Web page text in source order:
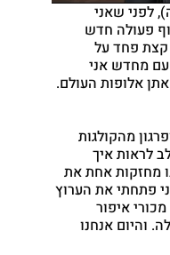
לפני שאני
פעולה חדש
פחד על
מחדש אני
אלופות העולם.
מהקולגות
לראות איך
מחזקות אחת את
4 שנים כשאני פתחתי את הערוץ
איפור
והיום אנחנו